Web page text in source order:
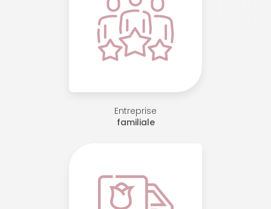
Entreprise
familiale